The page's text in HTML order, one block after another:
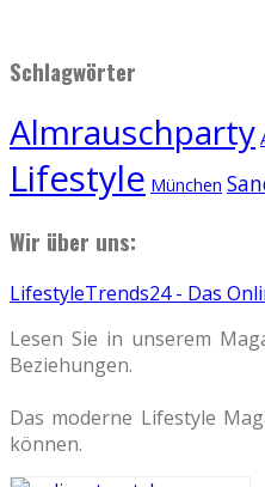
Schlagwörter
Almrauschparty
Lifestyle München
Wir über uns:
LifestyleTrends24 - Das
Lesen Sie in unserem
Beziehungen.
Das moderne Lifestyle
können.